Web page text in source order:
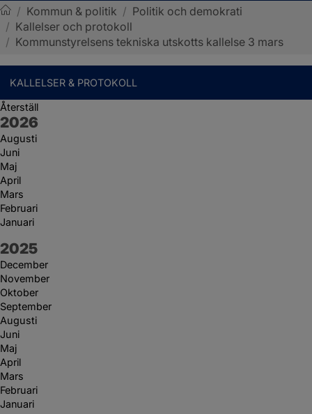
Sotenäs kommun
/ Kommun & politik / Politik och demokrati
/ Kallelser och protokoll
/ Kommunstyrelsens tekniska utskotts kallelse 3 mars
KALLELSER & PROTOKOLL
Återställ
År:
2026
Augusti
Juni
Maj
April
Mars
Februari
Januari
År:
2025
December
November
Oktober
September
Augusti
Juni
Maj
April
Mars
Februari
Januari